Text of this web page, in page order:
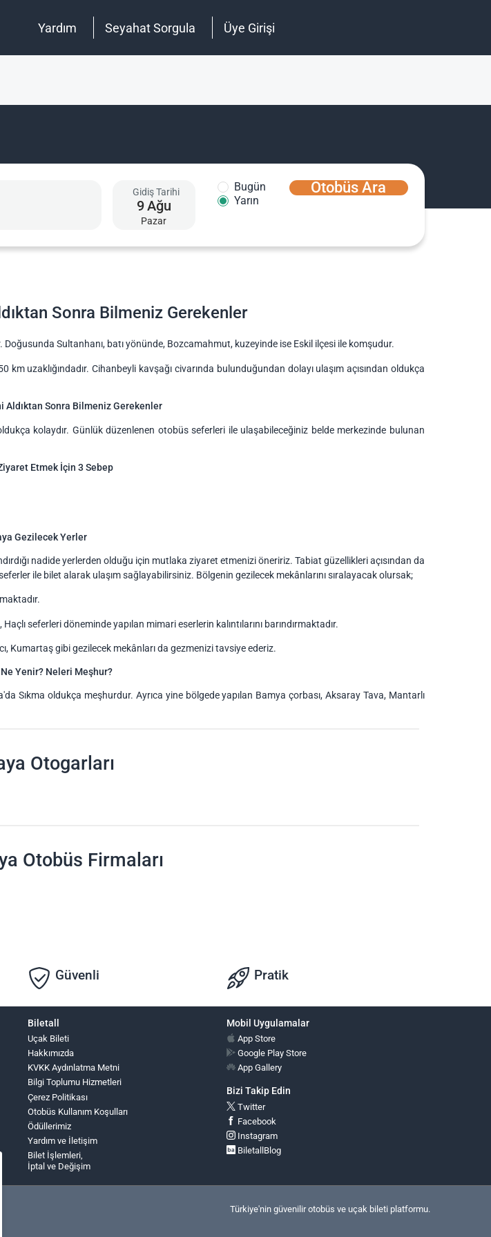
Yardım Seyahat Sorgula Üye Girişi
Gidiş Tarihi
9Ağu
Pazar
Bugün
Yarın
Otobüs Ara
Sonra Bilmeniz Gerekenler
Doğusunda Sultanhanı, batı yönünde, Bozcamahmut, kuzeyinde ise Eskil ilçesi ile komşudur.
uzaklığındadır. Cihanbeyli kavşağı civarında bulunduğundan dolayı ulaşım açısından oldukça
Aldıktan Sonra Bilmeniz Gerekenler
kolaydır. Günlük düzenlenen otobüs seferleri ile ulaşabileceğiniz belde merkezinde bulunan
Etmek İçin 3 Sebep
Gezilecek Yerler
nadide yerlerden olduğu için mutlaka ziyaret etmenizi öneririz. Tabiat güzellikleri açısından da
ile bilet alarak ulaşım sağlayabilirsiniz. Bölgenin gezilecek mekânlarını sıralayacak olursak;
seferleri döneminde yapılan mimari eserlerin kalıntılarını barındırmaktadır.
Kumartaş gibi gezilecek mekânları da gezmenizi tavsiye ederiz.
Yenir? Neleri Meşhur?
Sıkma oldukça meşhurdur. Ayrıca yine bölgede yapılan Bamya çorbası, Aksaray Tava, Mantarlı
Otogarları
Otobüs Firmaları
Güvenli Pratik
Biletall
Uçak Bileti
Hakkımızda
KVKK Aydınlatma Metni
Bilgi Toplumu Hizmetleri
Çerez Politikası
Otobüs Kullanım Koşulları
Ödüllerimiz
Yardım ve İletişim
Bilet İşlemleri,
İptal ve Değişim
Mobil Uygulamalar
App Store
Google Play Store
App Gallery
Bizi Takip Edin
Twitter
Facebook
Instagram
BiletallBlog
Türkiye'nin güvenilir otobüs ve uçak bileti platformu.